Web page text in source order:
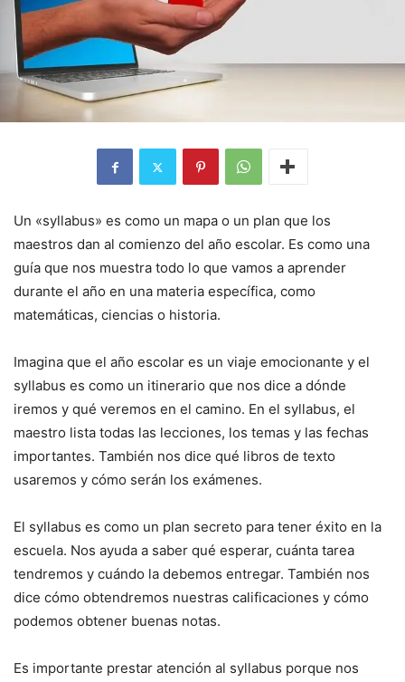
Un «syllabus» es como un mapa o un plan que los
maestros dan al comienzo del año escolar. Es como una
guía que nos muestra todo lo que vamos a aprender
durante el año en una materia específica, como
matemáticas, ciencias o historia.
Imagina que el año escolar es un viaje emocionante y el
syllabus es como un itinerario que nos dice a dónde
iremos y qué veremos en el camino. En el syllabus, el
maestro lista todas las lecciones, los temas y las fechas
importantes. También nos dice qué libros de texto
usaremos y cómo serán los exámenes.
El syllabus es como un plan secreto para tener éxito en la
escuela. Nos ayuda a saber qué esperar, cuánta tarea
tendremos y cuándo la debemos entregar. También nos
dice cómo obtendremos nuestras calificaciones y cómo
podemos obtener buenas notas.
Es importante prestar atención al syllabus porque nos